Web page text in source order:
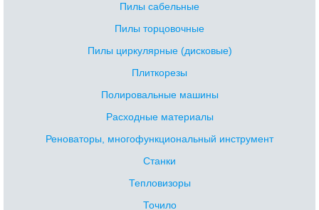
Пилы сабельные
Пилы торцовочные
Пилы циркулярные (дисковые)
Плиткорезы
Полировальные машины
Расходные материалы
Реноваторы, многофункциональный инструмент
Станки
Тепловизоры
Точило